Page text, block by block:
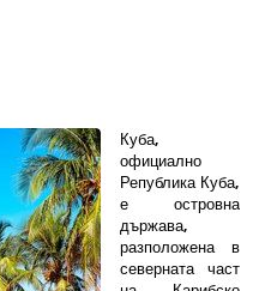
Куба,
официално
Република Куба,
е островна
държава,
разположена в
северната част